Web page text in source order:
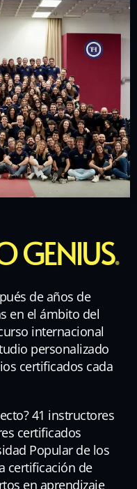
GENIUS.
de años de
en el ámbito del
internacional
personalizado
certificados cada
41 instructores
certificados
Popular de los
certificación de
en aprendizaje